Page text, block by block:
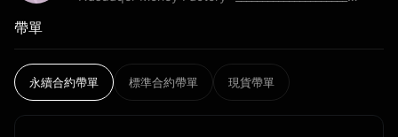
帶單
永續合約帶單 標準合約帶單 現貨帶單